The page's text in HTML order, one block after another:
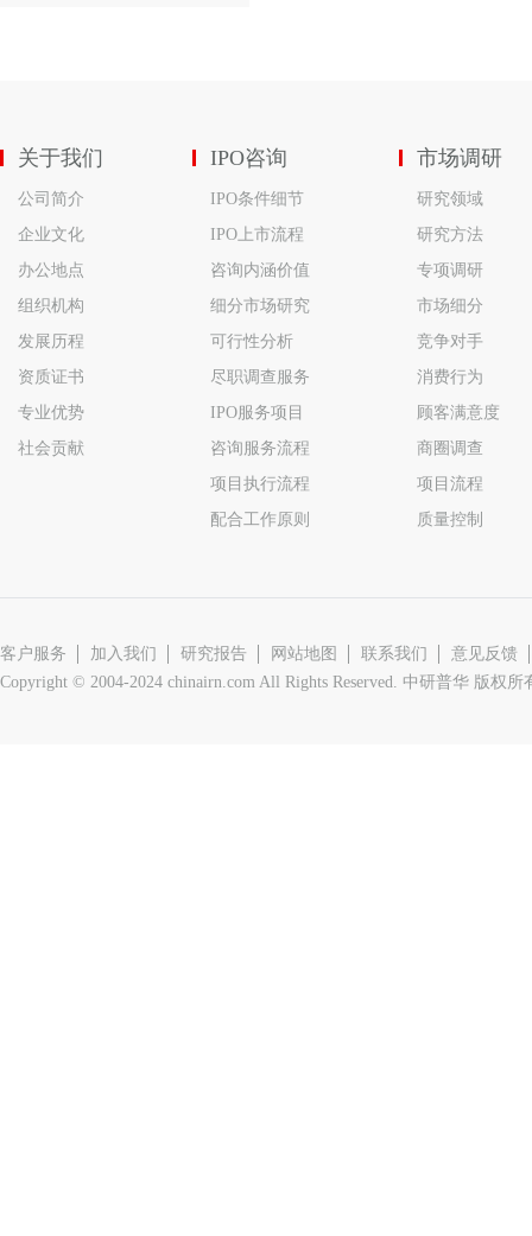
关于我们
公司简介
企业文化
办公地点
组织机构
发展历程
资质证书
专业优势
社会贡献
IPO咨询
IPO条件细节
IPO上市流程
咨询内涵价值
细分市场研究
可行性分析
尽职调查服务
IPO服务项目
咨询服务流程
项目执行流程
配合工作原则
市场调研
研究领域
研究方法
专项调研
市场细分
竞争对手
消费行为
顾客满意度
商圈调查
项目流程
质量控制
客户服务 加入我们 研究报告 网站地图 联系我们
意见反馈
Copyright © 2004-2024 chinairn.com All Rights Reserved. 中研普华 版权所